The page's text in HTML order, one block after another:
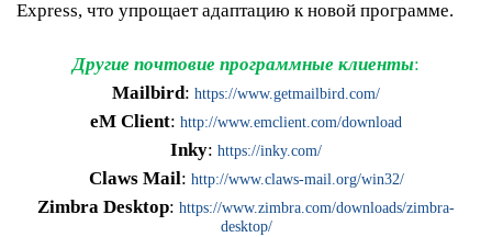
Express, что упрощает адаптацию к новой программе.
Другие почтовие программные клиенты:
Mailbird: https://www.getmailbird.com/
eM Client: http://www.emclient.com/download
Inky: https://inky.com/
Claws Mail: http://www.claws-mail.org/win32/
Zimbra Desktop: https://www.zimbra.com/downloads/zimbra-
desktop/